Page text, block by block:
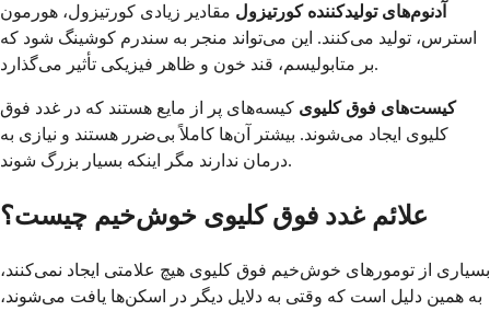
آدنوم‌های تولیدکننده کورتیزول مقادیر زیادی کورتیزول، هورمون
استرس، تولید می‌کنند. این می‌تواند منجر به سندرم کوشینگ شود که
بر متابولیسم، قند خون و ظاهر فیزیکی تأثیر می‌گذارد.
کیست‌های فوق کلیوی کیسه‌های پر از مایع هستند که در غدد فوق
کلیوی ایجاد می‌شوند. بیشتر آن‌ها کاملاً بی‌ضرر هستند و نیازی به
درمان ندارند مگر اینکه بسیار بزرگ شوند.
علائم غدد فوق کلیوی خوش‌خیم چیست؟
بسیاری از تومورهای خوش‌خیم فوق کلیوی هیچ علامتی ایجاد نمی‌کنند،
به همین دلیل است که وقتی به دلایل دیگر در اسکن‌ها یافت می‌شوند،